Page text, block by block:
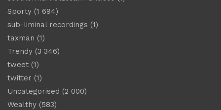
Sporty (1 694)
sub-liminal recordings (1)
taxman (1)
Trendy (3 346)
tweet (1)
twitter (1)
Uncategorised (2 000)
Wealthy (583)